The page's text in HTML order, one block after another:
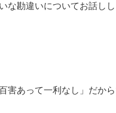
な勘違いについてお話し
害あって一利なし」だか